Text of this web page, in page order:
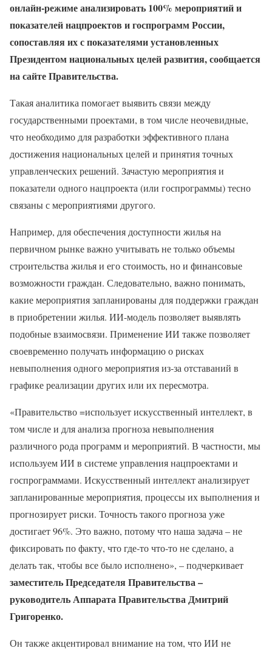
онлайн-режиме анализировать 100% мероприятий и
показателей нацпроектов и госпрограмм России,
сопоставляя их с показателями установленных
Президентом национальных целей развития, сообщается
на сайте Правительства.
Такая аналитика помогает выявить связи между
государственными проектами, в том числе неочевидные,
что необходимо для разработки эффективного плана
достижения национальных целей и принятия точных
управленческих решений. Зачастую мероприятия и
показатели одного нацпроекта (или госпрограммы) тесно
связаны с мероприятиями другого.
Например, для обеспечения доступности жилья на
первичном рынке важно учитывать не только объемы
строительства жилья и его стоимость, но и финансовые
возможности граждан. Следовательно, важно понимать,
какие мероприятия запланированы для поддержки граждан
в приобретении жилья. ИИ-модель позволяет выявлять
подобные взаимосвязи. Применение ИИ также позволяет
своевременно получать информацию о рисках
невыполнения одного мероприятия из‑за отставаний в
графике реализации других или их пересмотра.
«Правительство =использует искусственный интеллект, в
том числе и для анализа прогноза невыполнения
различного рода программ и мероприятий. В частности, мы
используем ИИ в системе управления нацпроектами и
госпрограммами. Искусственный интеллект анализирует
запланированные мероприятия, процессы их выполнения и
прогнозирует риски. Точность такого прогноза уже
достигает 96%. Это важно, потому что наша задача – не
фиксировать по факту, что где‑то что‑то не сделано, а
делать так, чтобы все было исполнено», – подчеркивает
заместитель Председателя Правительства –
руководитель Аппарата Правительства Дмитрий
Григоренко.
Он также акцентировал внимание на том, что ИИ не